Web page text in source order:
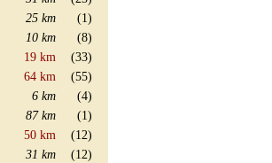
25 km
(1)
10 km
(8)
19 km
(33)
64 km
(55)
6 km
(4)
87 km
(1)
50 km
(12)
31 km
(12)